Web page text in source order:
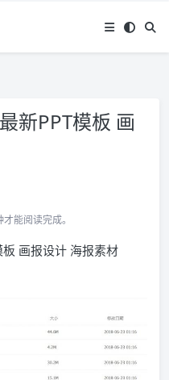
新PPT模板 画
能阅读完成。
画报设计 海报素材